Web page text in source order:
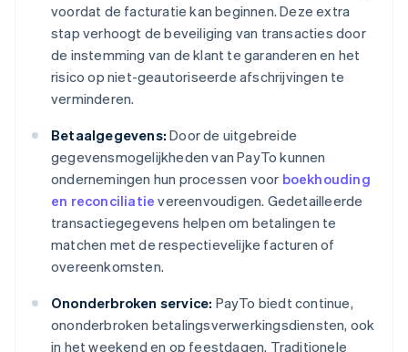
voordat de facturatie kan beginnen. Deze extra
stap verhoogt de beveiliging van transacties door
de instemming van de klant te garanderen en het
risico op niet-geautoriseerde afschrijvingen te
verminderen.
Betaalgegevens: Door de uitgebreide
gegevensmogelijkheden van PayTo kunnen
ondernemingen hun processen voor boekhouding
en reconciliatie vereenvoudigen. Gedetailleerde
transactiegegevens helpen om betalingen te
matchen met de respectievelijke facturen of
overeenkomsten.
Ononderbroken service: PayTo biedt continue,
ononderbroken betalingsverwerkingsdiensten, ook
in het weekend en op feestdagen. Traditionele